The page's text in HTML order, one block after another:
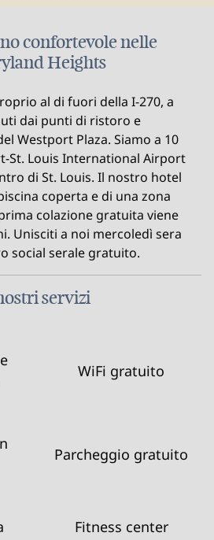
confortevole nelle
Heights
al di fuori della I-270, a
dai punti di ristoro e
Westport Plaza. Siamo a 10
St. Louis International Airport
di St. Louis. Il nostro hotel
coperta e di una zona
colazione gratuita viene
Unisciti a noi mercoledì sera
social serale gratuito.
servizi
WiFi gratuito
Parcheggio gratuito
Fitness center